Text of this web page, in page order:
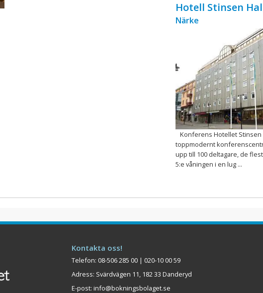
Hotell Stinsen
Närke
Konferens Hotellet Stinsen
toppmodernt
upp till 100 deltagare, de
5:e våningen i en lug ...
Kontakta oss!
Telefon: 08-506 285 00 | 020-10 00 59
Adress: Svärdvägen 11, 182 33 Danderyd
E-post: info@bokningsbolaget.se